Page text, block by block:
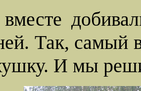
Так, самый
И мы